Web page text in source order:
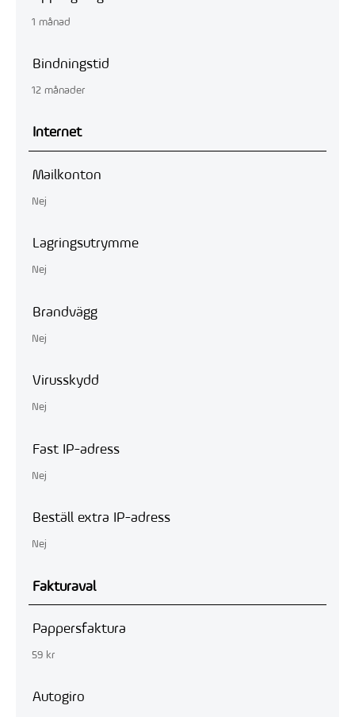
1 månad
Bindningstid
12 månader
Internet
Mailkonton
Nej
Lagringsutrymme
Nej
Brandvägg
Nej
Virusskydd
Nej
Fast IP-adress
Nej
Beställ extra IP-adress
Nej
Fakturaval
Pappersfaktura
59 kr
Autogiro